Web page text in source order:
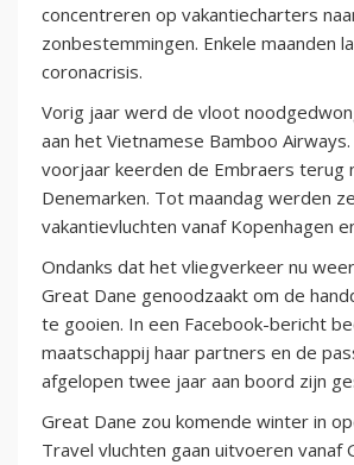
concentreren op vakantiecharters
zonbestemmingen. Enkele maanden
coronacrisis.
Vorig jaar werd de vloot
aan het Vietnamese Bamboo
voorjaar keerden de Embraers terug
Denemarken. Tot maandag werden
vakantievluchten vanaf Kopenhagen
Ondanks dat het vliegverkeer nu
Great Dane genoodzaakt om de
te gooien. In een Facebook-bericht
maatschappij haar partners en de
afgelopen twee jaar aan boord zijn
Great Dane zou komende winter in
Travel vluchten gaan uitvoeren vanaf